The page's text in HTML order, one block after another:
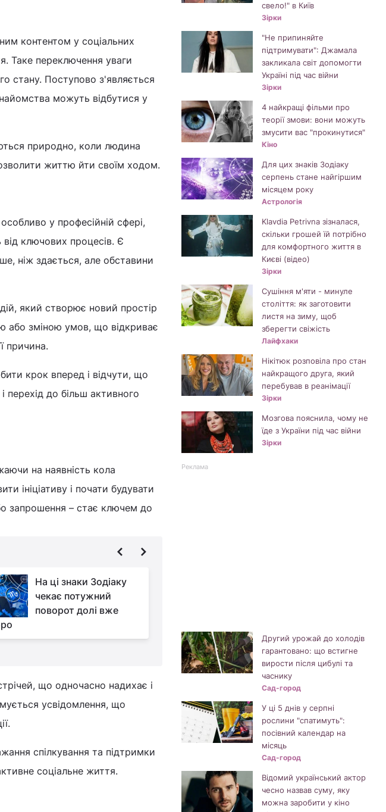
контентом у соціальних
Таке переключення уваги
стану. Поступово з'являється
можуть відбутися у
природно, коли людина
життю йти своїм ходом.
у професійній сфері,
ключових процесів. Є
ніж здається, але обставини
який створює новий простір
або зміною умов, що відкриває
причина.
крок вперед і відчути, що
перехід до більш активного
на наявність кола
ініціативу і почати будувати
запрошення – стає ключем до
На ці знаки Зодіаку
чекає потужний
поворот долі вже
що одночасно надихає і
усвідомлення, що
спілкування та підтримки
соціальне життя.
свело!" в Київ
Зірки
"Не припиняйте
підтримувати": Джамала
закликала світ допомогти
Україні під час війни
Зірки
4 найкращі фільми про
теорії змови: вони можуть
змусити вас "прокинутися"
Кіно
Для цих знаків Зодіаку
серпень стане найгіршим
місяцем року
Астрологія
Klavdia Petrivna зізналася,
скільки грошей їй потрібно
для комфортного життя в
Києві (відео)
Зірки
Сушіння м'яти - минуле
століття: як заготовити
листя на зиму, щоб
зберегти свіжість
Лайфхаки
Нікітюк розповіла про стан
найкращого друга, який
перебував в реанімації
Зірки
Мозгова пояснила, чому не
їде з України під час війни
Зірки
Реклама
Другий урожай до холодів
гарантовано: що встигне
вирости після цибулі та
часнику
Сад-город
У ці 5 днів у серпні
рослини "спатимуть":
посівний календар на
місяць
Сад-город
Відомий український актор
чесно назвав суму, яку
можна заробити у кіно